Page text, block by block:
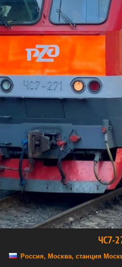
ЧС7-
Россия, Москва, станция